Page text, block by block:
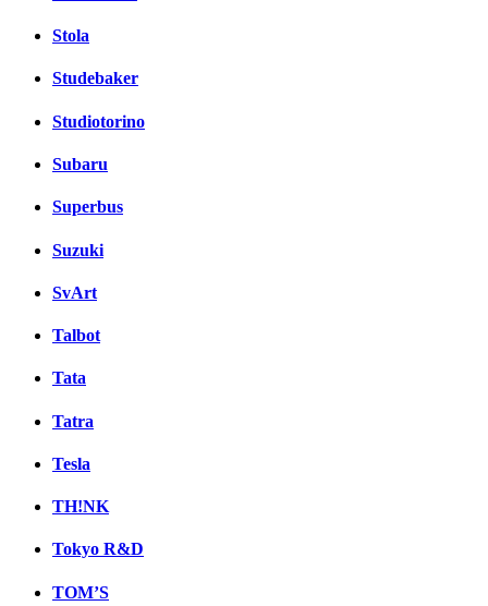
Stola
Studebaker
Studiotorino
Subaru
Superbus
Suzuki
SvArt
Talbot
Tata
Tatra
Tesla
TH!NK
Tokyo R&D
TOM’S